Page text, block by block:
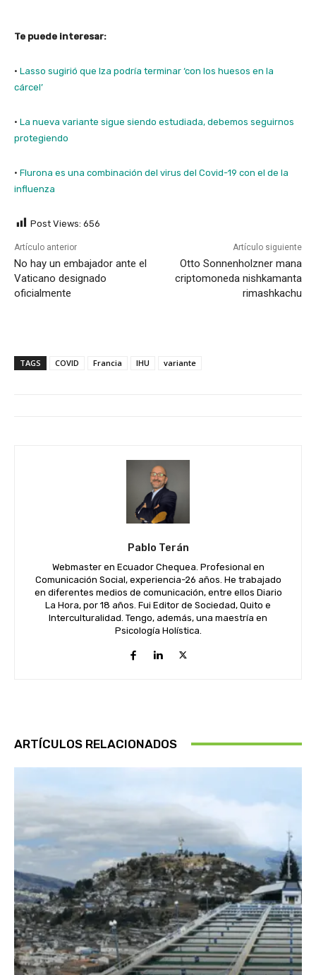
Te puede interesar:
· Lasso sugirió que Iza podría terminar ‘con los huesos en la
cárcel’
· La nueva variante sigue siendo estudiada, debemos seguirnos
protegiendo
· Flurona es una combinación del virus del Covid-19 con el de la
influenza
Post Views: 656
Artículo anterior
No hay un embajador ante el
Vaticano designado
oficialmente
Artículo siguiente
Otto Sonnenholzner mana
criptomoneda nishkamanta
rimashkachu
TAGS COVID Francia IHU variante
Pablo Terán
Webmaster en Ecuador Chequea. Profesional en
Comunicación Social, experiencia-26 años. He trabajado
en diferentes medios de comunicación, entre ellos Diario
La Hora, por 18 años. Fui Editor de Sociedad, Quito e
Interculturalidad. Tengo, además, una maestría en
Psicología Holística.
ARTÍCULOS RELACIONADOS